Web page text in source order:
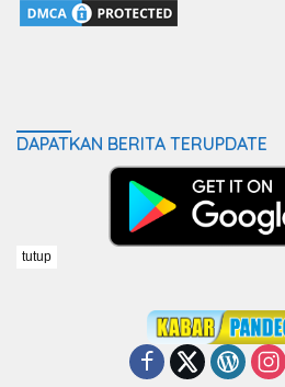
DAPATKAN BERITA TERUPDATE
tutup